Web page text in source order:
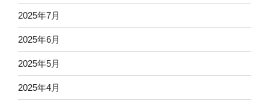
2025年7月
2025年6月
2025年5月
2025年4月